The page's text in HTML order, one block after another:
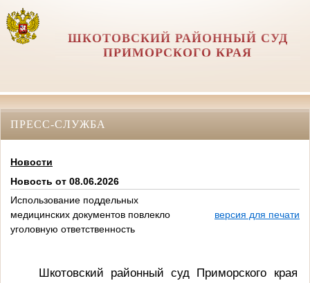
ШКОТОВСКИЙ РАЙОННЫЙ СУД
ПРИМОРСКОГО КРАЯ
ПРЕСС-СЛУЖБА
Новости
Новость от 08.06.2026
Использование поддельных
медицинских документов повлекло
уголовную ответственность
версия для печати
Шкотовский районный суд Приморского края